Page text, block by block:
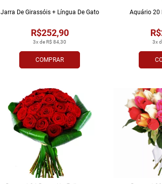
COMPRAR
3x de R$ 84,30
R$252,90
Jarra De Girassóis + Língua De Gato
3x
Aquário 20